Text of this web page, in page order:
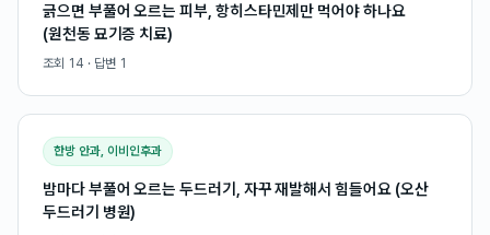
긁으면 부풀어 오르는 피부, 항히스타민제만 먹어야 하나요
(원천동 묘기증 치료)
조회 14 · 답변 1
한방 안과, 이비인후과
밤마다 부풀어 오르는 두드러기, 자꾸 재발해서 힘들어요 (오산
두드러기 병원)